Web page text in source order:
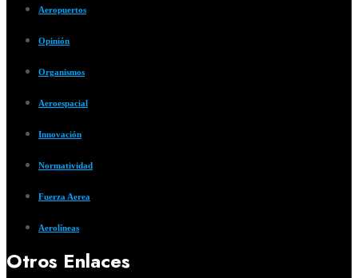
Aeropuertos
Opinión
Organismos
Aeroespacial
Innovación
Normatividad
Fuerza Aerea
Aerolíneas
Otros Enlaces